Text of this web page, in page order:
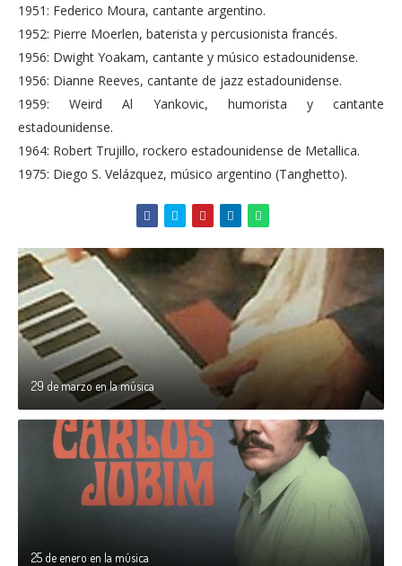
1951: Federico Moura, cantante argentino.
1952: Pierre Moerlen, baterista y percusionista francés.
1956: Dwight Yoakam, cantante y músico estadounidense.
1956: Dianne Reeves, cantante de jazz estadounidense.
1959: Weird Al Yankovic, humorista y cantante
estadounidense.
1964: Robert Trujillo, rockero estadounidense de Metallica.
1975: Diego S. Velázquez, músico argentino (Tanghetto).
29 de marzo en la música
25 de enero en la música